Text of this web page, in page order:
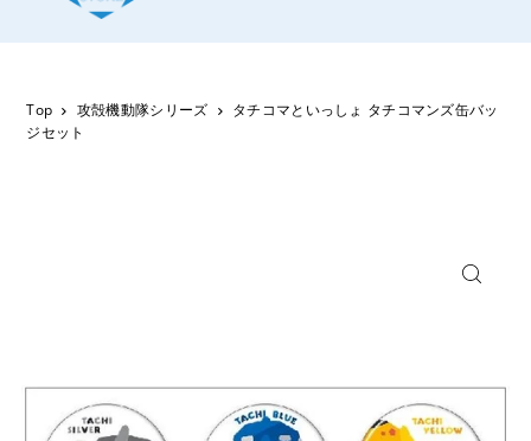
Top 攻殻機動隊シリーズ
タチコマといっしょ タチコマンズ缶バッ
ジセット